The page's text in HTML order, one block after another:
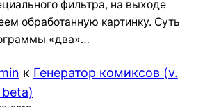
фильтра, на выходе
обработанную картинку. Суть
«два»…
к Генератор комиксов (v.
beta)